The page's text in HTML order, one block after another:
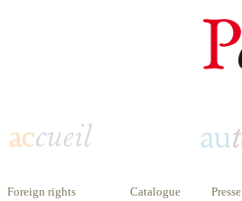
Foreign rights Catalogue Presse